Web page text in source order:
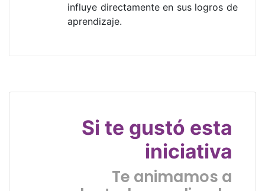
influye directamente en sus logros de
aprendizaje.
Si te gustó esta
iniciativa
Te animamos a